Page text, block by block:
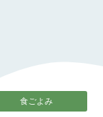
食ごよみ